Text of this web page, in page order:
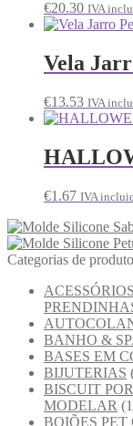
€20.30 IVA
Vela
€13.53 IVA
€1.67 IVA
Categorias de produto
BANHO &
BASES EM
BIJUTERIAS
BISCUIT
MODELAR
BOIÕES